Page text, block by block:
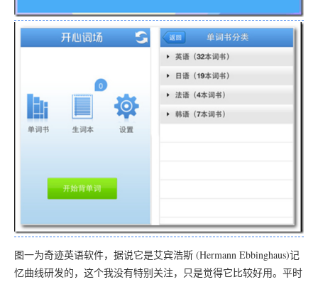
图一为奇迹英语软件，据说它是艾宾浩斯 (Hermann Ebbinghaus)记
忆曲线研发的，这个我没有特别关注，只是觉得它比较好用。平时